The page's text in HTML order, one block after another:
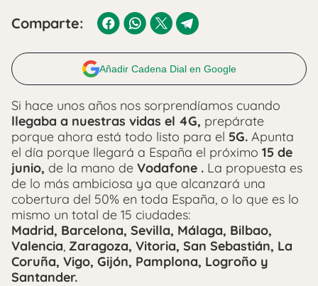
Comparte:
Añadir Cadena Dial en Google
Si hace unos años nos sorprendíamos cuando
llegaba a nuestras vidas el 4G, prepárate
porque ahora está todo listo para el 5G. Apunta
el día porque llegará a España el próximo 15 de
junio, de la mano de Vodafone . La propuesta es
de lo más ambiciosa ya que alcanzará una
cobertura del 50% en toda España, o lo que es lo
mismo un total de 15 ciudades:
Madrid, Barcelona, Sevilla, Málaga, Bilbao,
Valencia, Zaragoza, Vitoria, San Sebastián, La
Coruña, Vigo, Gijón, Pamplona, Logroño y
Santander.